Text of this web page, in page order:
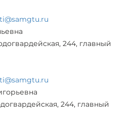
244, главный
244, главный